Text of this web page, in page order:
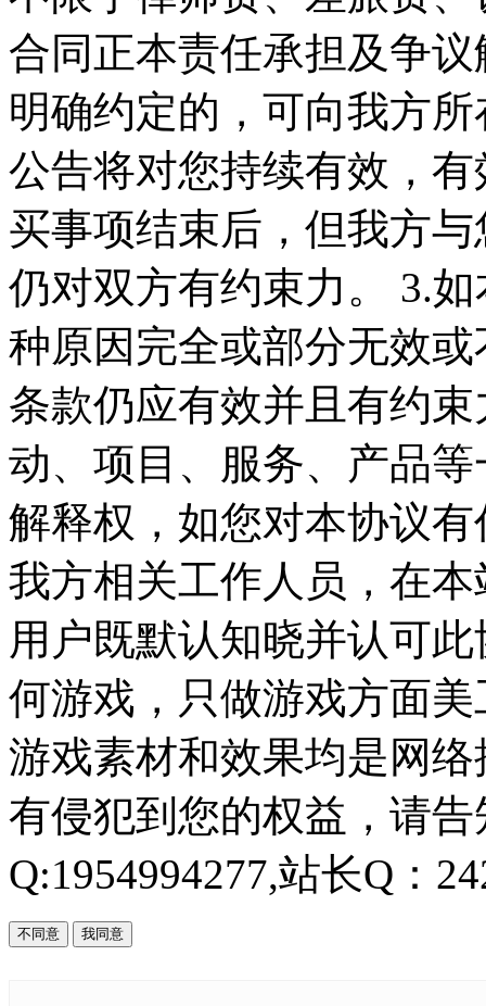
合同正本责任承担及争
明确约定的，可向我方
公告将对您持续有效，
买事项结束后，但我方
仍对双方有约束力。 3.
种原因完全或部分无效
条款仍应有效并且有约
动、项目、服务、产品
解释权，如您对本协议
我方相关工作人员，在
用户既默认知晓并认可
何游戏，只做游戏方面
游戏素材和效果均是网
有侵犯到您的权益，请
Q:1954994277,站长Q：
不同意 我同意